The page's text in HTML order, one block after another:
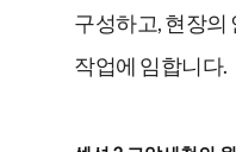
구성하고, 현장의
작업에 임합니다.